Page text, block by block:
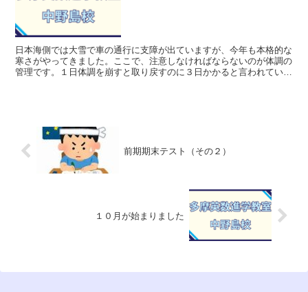
日本海側では大雪で車の通行に支障が出ていますが、今年も本格的な
寒さがやってきました。ここで、注意しなければならないのが体調の
管理です。１日体調を崩すと取り戻すのに３日かかると言われていま
前期期末テスト（その２）
１０月が始まりました